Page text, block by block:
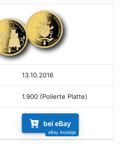
13.10.2016
1.900 (Polierte Platte)
bei eBay